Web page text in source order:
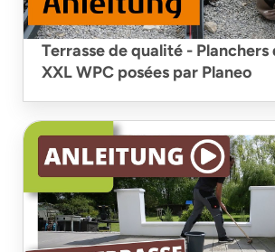
Terrasse de qualité - Planchers
XXL WPC posées par Planeo